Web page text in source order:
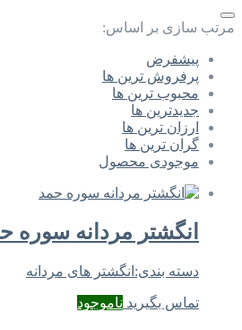
مرتب سازی بر اساس:
پیشفرض
پرفروش ترین ها
محبوب ترین ها
جدیدترین ها
ارزان ترین ها
گران ترین ها
موجودی محصول
انگشتر مردانه سوره
دسته بندی: انگشتر های مردانه
تماس بگیرید ناموجود